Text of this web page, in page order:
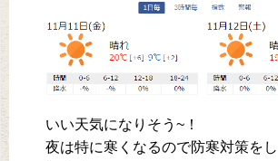
いい天気になりそう~！
夜は特に寒くなるので防寒対策を